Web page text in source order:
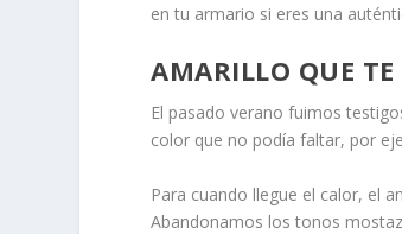
en tu armario si eres una
AMARILLO QUE TE
El pasado verano fuimos
color que no podía faltar, por
Para cuando llegue el calor, el
Abandonamos los tonos